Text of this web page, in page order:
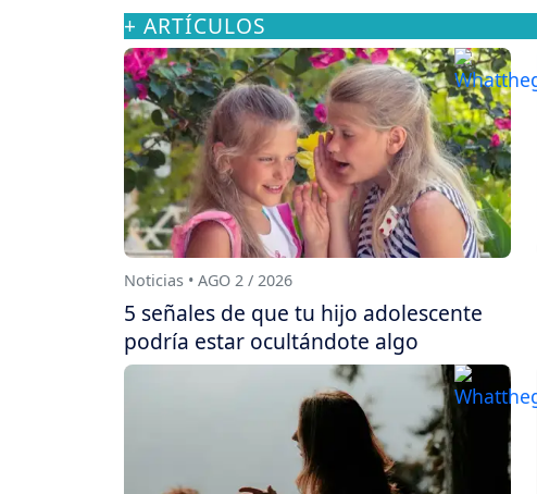
+ ARTÍCULOS
Noticias • AGO 2 / 2026
5 señales de que tu hijo adolescente
podría estar ocultándote algo